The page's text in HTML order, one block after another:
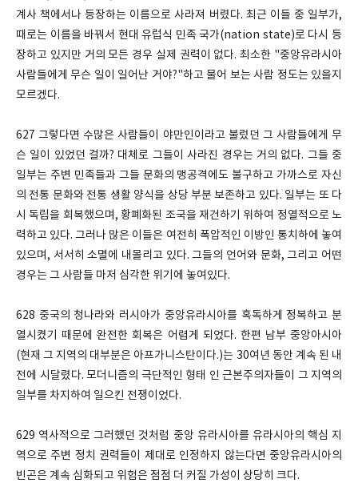
계사 책에서나 등장하는 이름으로 사라져 버렸다. 최근 이들 중 일부가,
때로는 이름을 바꿔서 현대 유럽식 민족 국가(nation state)로 다시 등
장하고 있지만 거의 모든 경우 실제 권력이 없다. 최소한 "중앙유라시아
사람들에게 무슨 일이 일어난 거야?"하고 물어 보는 사람 정도는 있을지
모르겠다.
627 그렇다면 수많은 사람들이 야만인이라고 불렀던 그 사람들에게 무
슨 일이 있었던 걸까? 대체로 그들이 사라진 경우는 거의 없다. 그들 중
일부는 주변 민족들과 그들 문화의 맹공격에도 불구하고 가까스로 자신
의 전통 문화와 전통 생활 양식을 상당 부분 보존하고 있다. 일부는 또 다
시 독립을 회복했으며, 황폐화된 조국을 재건하기 위하여 정열적으로 노
력하고 있다. 그러나 많은 이들은 여전히 폭압적인 이방인 통치하에 놓여
있으며, 서서히 소멸에 내몰리고 있다. 그들의 언어와 문화, 그리고 어떤
경우는 그 사람들 마저 심각한 위기에 놓여있다.
628 중국의 청나라와 러시아가 중앙유라시아를 혹독하게 정복하고 분
열시켰기 때문에 완전한 회복은 어렵게 되었다. 한편 남부 중앙아시아
(현재 그 지역의 대부분은 아프가니스탄이다.)는 30여년 동안 계속 된 내
전에 시달렸다. 모더니즘의 극단적인 형태 인 근본주의자들이 그 지역의
일부를 차지하여 일으킨 전쟁이었다.
629 역사적으로 그러했던 것처럼 중앙 유라시아를 유라시아의 핵심 지
역으로 주변 정치 권력들이 제대로 인정하지 않는다면 중앙유라시아의
빈곤은 계속 심화되고 위험은 점점 더 커질 가성이 상당히 크다.